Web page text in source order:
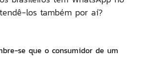
los também por aí?
se que o consumidor de um